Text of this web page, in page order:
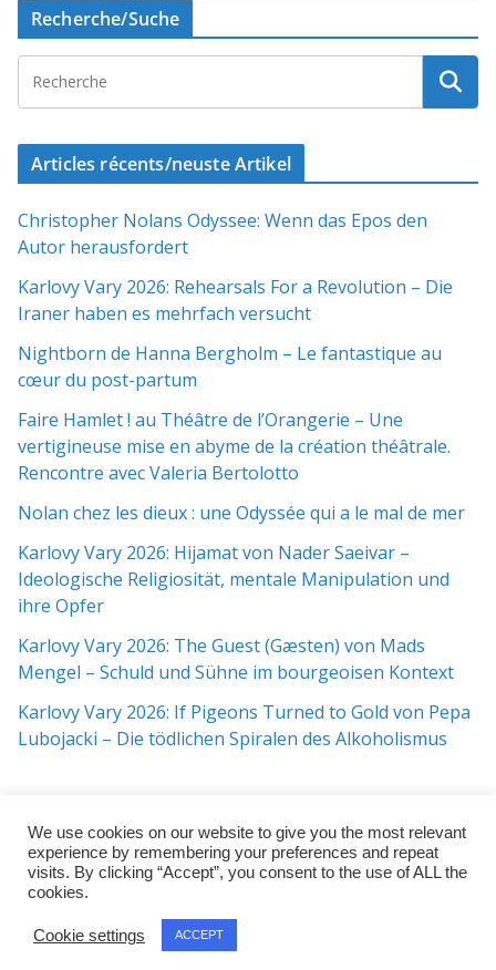
Recherche/Suche
Articles récents/neuste Artikel
Christopher Nolans Odyssee: Wenn das Epos den
Autor herausfordert
Karlovy Vary 2026: Rehearsals For a Revolution – Die
Iraner haben es mehrfach versucht
Nightborn de Hanna Bergholm – Le fantastique au
cœur du post-partum
Faire Hamlet ! au Théâtre de l’Orangerie – Une
vertigineuse mise en abyme de la création théâtrale.
Rencontre avec Valeria Bertolotto
Nolan chez les dieux : une Odyssée qui a le mal de mer
Karlovy Vary 2026: Hijamat von Nader Saeivar​​ –
Ideologische Religiosität, mentale Manipulation und
ihre Opfer
Karlovy Vary 2026: The Guest (Gæsten) von Mads
Mengel – Schuld und Sühne im bourgeoisen Kontext
Karlovy Vary 2026: If Pigeons Turned to Gold von Pepa
Lubojacki – Die tödlichen Spiralen des Alkoholismus
Copyright © 2026j:mag
Theme:ColorMag Proby ThemeGrill. Powered by
We use cookies on our website to give you the most relevant
experience by remembering your preferences and repeat
visits. By clicking “Accept”, you consent to the use of ALL the
cookies.
Cookie settings ACCEPT